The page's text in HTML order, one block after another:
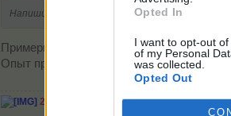
Opted In
I want to opt-out
of my Personal
was collected.
Opted Out
Напишите, в какое время конкретно вы
Примерно 1 час назад
Опыт прибавился только что кормила
246/910. В игре с 23.07.2010 г№11